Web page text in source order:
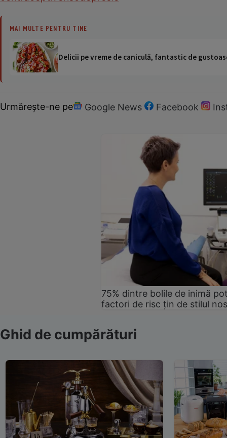
MAI MULTE PENTRU TINE
Delicii pe vreme de caniculă, fantastic de
Urmărește-ne pe Google News Facebook
75% dintre bolile de inimă
factori de risc țin de stilul
Ghid de cumpărături